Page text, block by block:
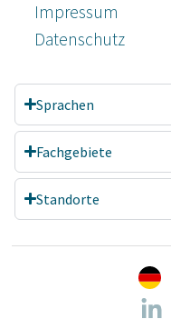
Impressum
Datenschutz­
Sprachen
Fachgebiete
Standorte